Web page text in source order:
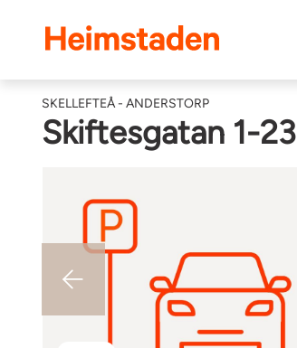
Heimstaden
SKELLEFTEÅ - ANDERSTORP
Skiftesgatan 1-23